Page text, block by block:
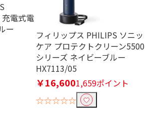
電式電
ー
フィリップス PHILIPS ソニッ
ケア プロテクトクリーン5500
シリーズ ネイビーブルー
HX7113/05
￥16,6001,659ポイント
☆☆☆☆☆